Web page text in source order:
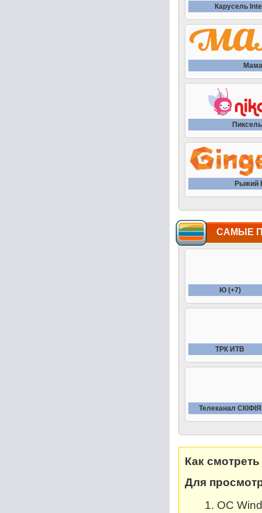
Карусель
Мама
Рыжий
САМЫЕ
Ю (+7)
ТРК ИТВ
Телеканал СКIФIЯ
Как
Для
OC